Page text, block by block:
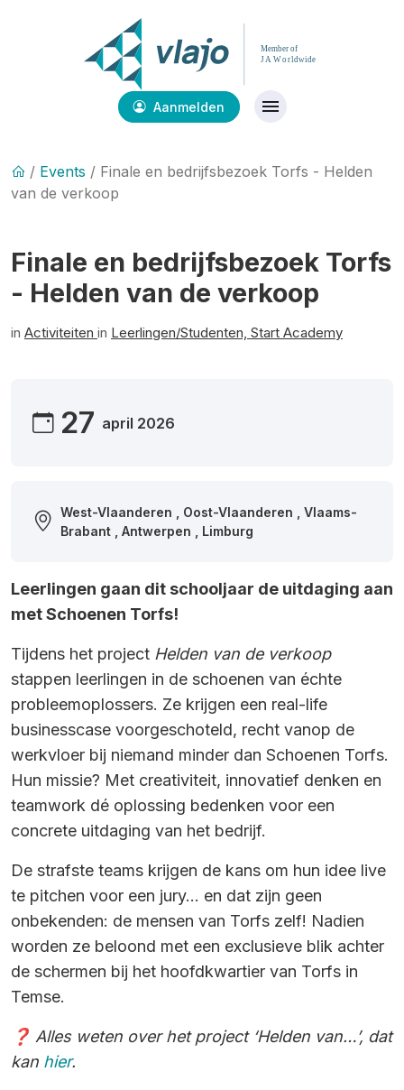
Aanmelden
/ Events / Finale en bedrijfsbezoek Torfs - Helden
van de verkoop
Finale en bedrijfsbezoek Torfs
- Helden van de verkoop
in Activiteiten in Leerlingen/Studenten, Start Academy
27 april 2026
West-Vlaanderen , Oost-Vlaanderen , Vlaams-
Brabant , Antwerpen , Limburg
Leerlingen gaan dit schooljaar de uitdaging aan
met Schoenen Torfs!
Tijdens het project Helden van de verkoop
stappen leerlingen in de schoenen van échte
probleemoplossers. Ze krijgen een real-life
businesscase voorgeschoteld, recht vanop de
werkvloer bij niemand minder dan Schoenen Torfs.
Hun missie? Met creativiteit, innovatief denken en
teamwork dé oplossing bedenken voor een
concrete uitdaging van het bedrijf.
De strafste teams krijgen de kans om hun idee live
te pitchen voor een jury... en dat zijn geen
onbekenden: de mensen van Torfs zelf! Nadien
worden ze beloond met een exclusieve blik achter
de schermen bij het hoofdkwartier van Torfs in
Temse.
❓ Alles weten over het project ‘Helden van…’, dat
kan hier.